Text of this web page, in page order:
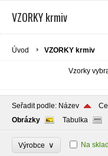
VZORKY krmiv
Úvod VZORKY krmiv
Vzorky
Seřadit podle: Název
Obrázky
Tabulka
Výrobce ∨ Na